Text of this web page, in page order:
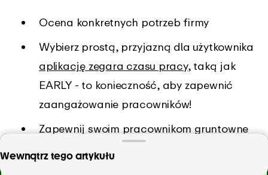
Wewnątrz tego artykułu
Szukasz najbardziej łatwego, inteligentnego i
Ocena konkretnych potrzeb firmy
Wybierz prostą, przyjazną dla użytkownika
aplikację zegara czasu pracy, taką jak
EARLY - to konieczność, aby zapewnić
zaangażowanie pracowników!
Zapewnij swoim pracownikom gruntowne